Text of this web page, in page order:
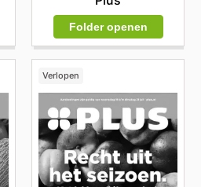
Folder openen
Verlopen